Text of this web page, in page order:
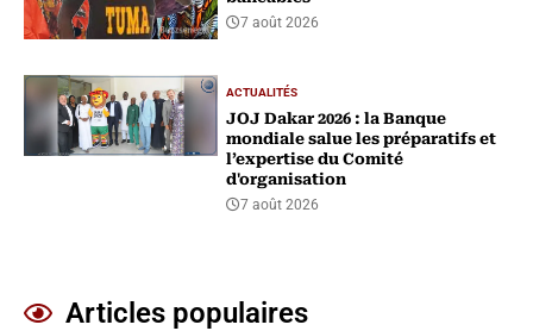
7 août 2026
ACTUALITÉS
‎JOJ Dakar 2026 : la Banque
mondiale salue les préparatifs et
l’expertise du Comité
d'organisation
7 août 2026
Articles populaires